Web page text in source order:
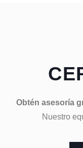
Obtén asesoría
Nuestro